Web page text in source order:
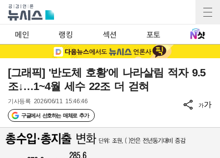
메인 랭킹 섹션 포토
[그래픽] '반도체 호황'에 나라살림 적자 9.5
조↓…1~4월 세수 22조 더 걷혀
기사등록 2026/06/11 15:46:46
구글에서 선호하는 매체로 추가
가가